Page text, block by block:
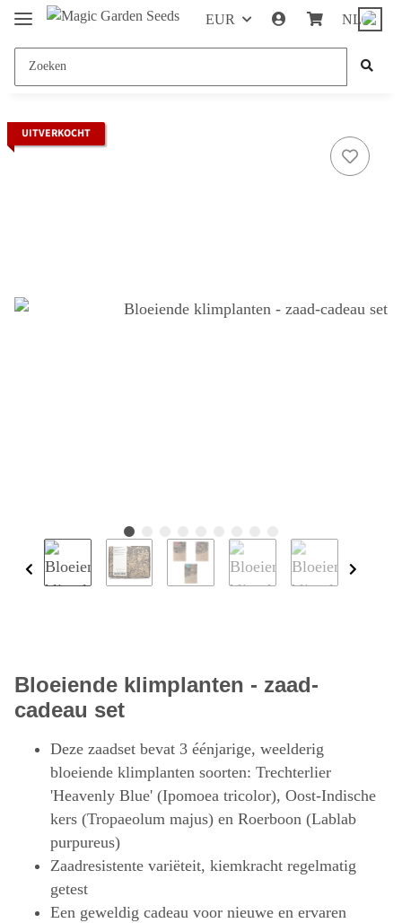
EUR NL
UITVERKOCHT
Bloeiende klimplanten - zaad-
cadeau set
Deze zaadset bevat 3 éénjarige, weelderig
bloeiende klimplanten soorten: Trechterlier
'Heavenly Blue' (Ipomoea tricolor), Oost-Indische
kers (Tropaeolum majus) en Roerboon (Lablab
purpureus)
Zaadresistente variëteit, kiemkracht regelmatig
getest
Een geweldig cadeau voor nieuwe en ervaren